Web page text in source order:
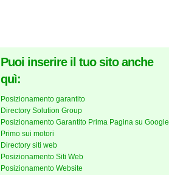
Puoi inserire il tuo sito anche
quì:
Posizionamento garantito
Directory Solution Group
Posizionamento Garantito Prima Pagina su Google
Primo sui motori
Directory siti web
Posizionamento Siti Web
Posizionamento Website